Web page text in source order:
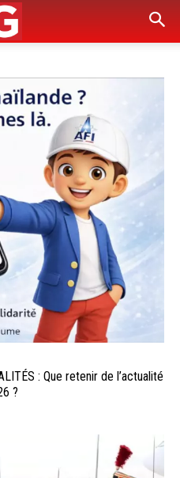
: Que retenir de l’actualité
?